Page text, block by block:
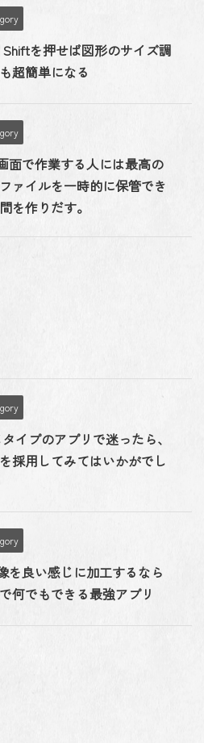
Shiftを押せば図形のサイズ調
超簡単になる
面で作業する人には最高の
ァイルを一時的に保管でき
を作りだす。
イプのアプリで迷ったら、
採用してみてはいかがでし
を良い感じに加工するなら
何でもできる最強アプリ